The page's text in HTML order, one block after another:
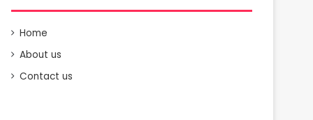
Home
About us
Contact us